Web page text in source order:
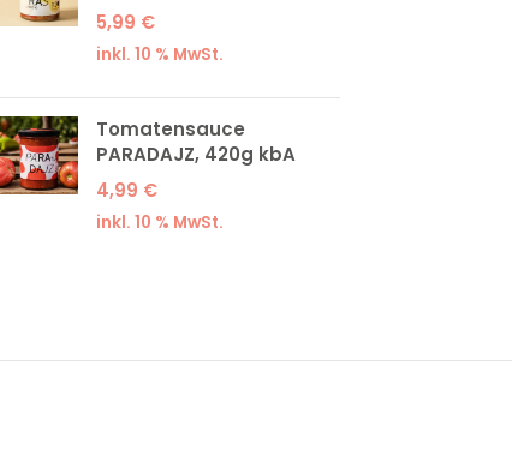
5,99 €
inkl. 10 % MwSt.
Tomatensauce
PARADAJZ, 420g kbA
4,99 €
inkl. 10 % MwSt.